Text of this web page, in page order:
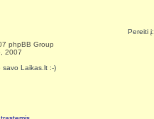
Pereiti į:
phpBB Group
2007
savo Laikas.lt :-)